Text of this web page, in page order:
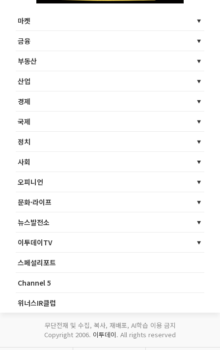
마켓
금융
부동산
산업
경제
국제
정치
사회
오피니언
문화·라이프
뉴스발전소
이투데이TV
스페셜리포트
Channel 5
위너스IR클럽
무단전재 및 수집, 복사, 재배포, AI학습 이용 금지
Copyright 2006. 이투데이. All rights reserved